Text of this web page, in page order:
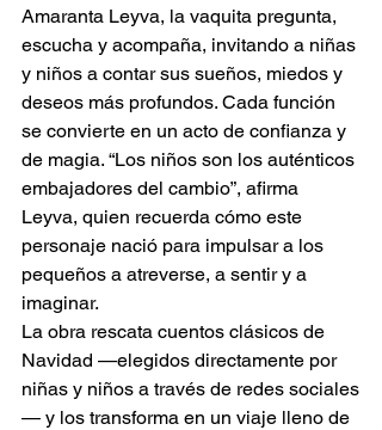
Amaranta Leyva, la vaquita pregunta,
escucha y acompaña, invitando a niñas
y niños a contar sus sueños, miedos y
deseos más profundos. Cada función
se convierte en un acto de confianza y
de magia. “Los niños son los auténticos
embajadores del cambio”, afirma
Leyva, quien recuerda cómo este
personaje nació para impulsar a los
pequeños a atreverse, a sentir y a
imaginar.
La obra rescata cuentos clásicos de
Navidad —elegidos directamente por
niñas y niños a través de redes sociales
— y los transforma en un viaje lleno de